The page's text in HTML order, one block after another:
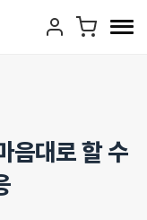
음대로 할 수